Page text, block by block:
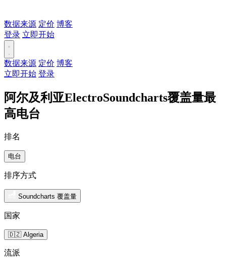
数据来源 定价 博客
登录 立即开始
数据来源 定价 博客
立即开始 登录
阿尔及利亚ElectroSoundcharts覆盖量最
高电台
排名
电台
排序方式
Soundcharts 覆盖量
国家
🇩🇿 Algeria
流派